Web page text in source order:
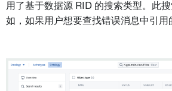
用了基于数据源 RID 的搜索类型。此
如，如果用户想要查找错误消息中引用